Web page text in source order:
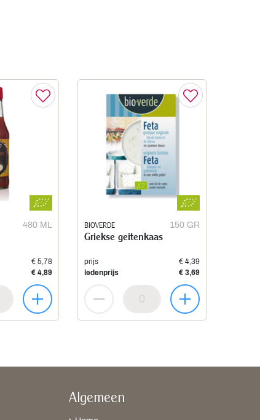
480 ML
€ 5,78
€ 4,89
BIOVERDE 150 GR
Griekse geitenkaas
prijs
€ 4,39
ledenprijs
€ 3,69
Algemeen